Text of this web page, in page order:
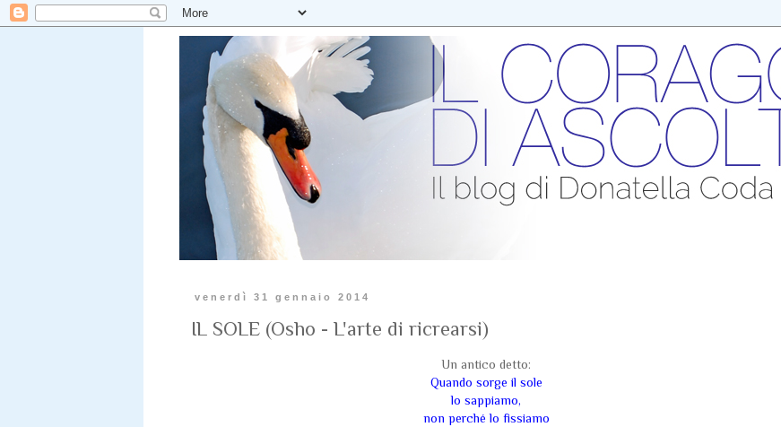
venerdì 31 gennaio 2014
IL SOLE (Osho - L'arte di ricrearsi)
Un antico detto:
Quando sorge il sole
lo sappiamo,
non perché lo fissiamo